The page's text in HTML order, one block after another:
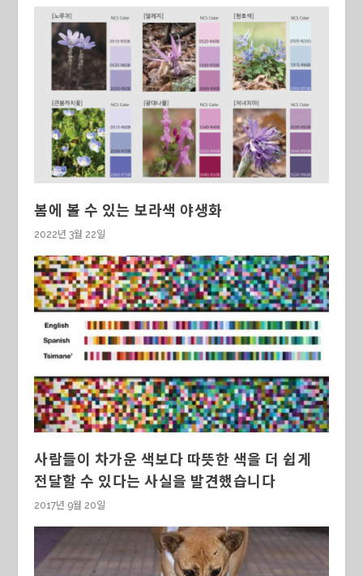
봄에 볼 수 있는 보라색 야생화
2022년 3월 22일
사람들이 차가운 색보다 따뜻한 색을 더 쉽게
전달할 수 있다는 사실을 발견했습니다
2017년 9월 20일